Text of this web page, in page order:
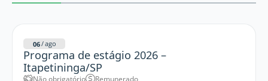
06/ago
Programa de estágio 2026 –
Itapetininga/SP
Não obrigatório Remunerado